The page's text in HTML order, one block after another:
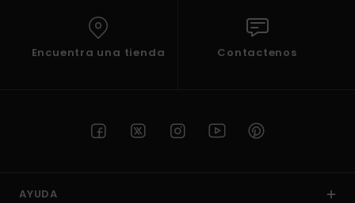
Encuentra una tienda Contactenos
AYUDA